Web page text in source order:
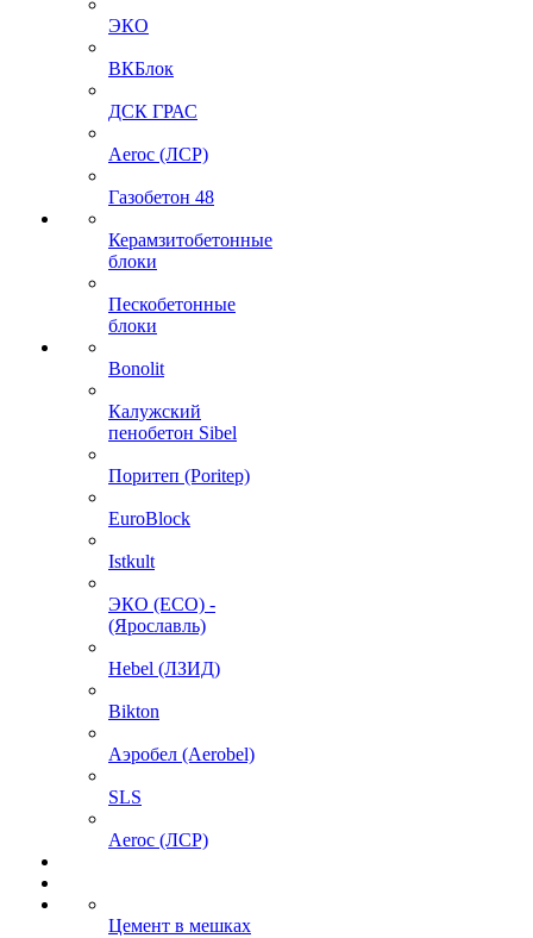
ЭКО
ВКБлок
ДСК ГРАС
Aeroc (ЛСР)
Газобетон 48
Керамзитобетонные
блоки
Пескобетонные
блоки
Bonolit
Калужский
пенобетон Sibel
Поритеп (Poritep)
EuroBlock
Istkult
ЭКО (ECO) -
(Ярославль)
Hebel (ЛЗИД)
Bikton
Аэробел (Aerobel)
SLS
Aeroc (ЛСР)
Цемент в мешках